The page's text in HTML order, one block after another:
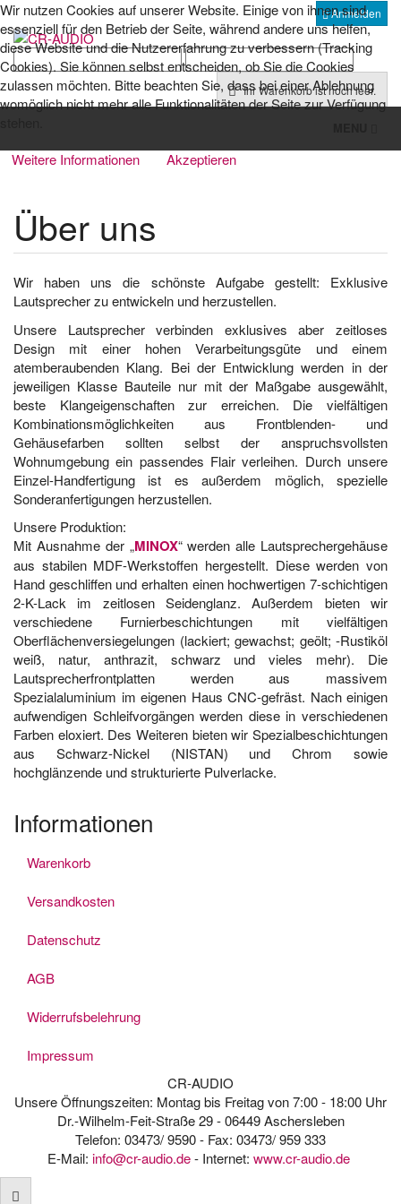
Anmelden
Ihr Warenkorb ist noch leer.
Über uns
Wir haben uns die schönste Aufgabe gestellt: Exklusive
Lautsprecher zu entwickeln und herzustellen.
Unsere Lautsprecher verbinden exklusives aber zeitloses
Design mit einer hohen Verarbeitungsgüte und einem
atemberaubenden Klang. Bei der Entwicklung werden in der
jeweiligen Klasse Bauteile nur mit der Maßgabe ausgewählt,
beste Klangeigenschaften zur erreichen. Die vielfältigen
Kombinationsmöglichkeiten aus Frontblenden- und
Gehäusefarben sollten selbst der anspruchsvollsten
Wohnumgebung ein passendes Flair verleihen. Durch unsere
Einzel-Handfertigung ist es außerdem möglich, spezielle
Sonderanfertigungen herzustellen.
Unsere Produktion:
Mit Ausnahme der „MINOX“ werden alle Lautsprechergehäuse
aus stabilen MDF-Werkstoffen hergestellt. Diese werden von
Hand geschliffen und erhalten einen hochwertigen 7-schichtigen
2-K-Lack im zeitlosen Seidenglanz. Außerdem bieten wir
verschiedene Furnierbeschichtungen mit vielfältigen
Oberflächenversiegelungen (lackiert; gewachst; geölt; -Rustiköl
weiß, natur, anthrazit, schwarz und vieles mehr). Die
Lautsprecherfrontplatten werden aus massivem
Spezialaluminium im eigenen Haus CNC-gefräst. Nach einigen
aufwendigen Schleifvorgängen werden diese in verschiedenen
Farben eloxiert. Des Weiteren bieten wir Spezialbeschichtungen
aus Schwarz-Nickel (NISTAN) und Chrom sowie
hochglänzende und strukturierte Pulverlacke.
Informationen
Warenkorb
Versandkosten
Datenschutz
AGB
Widerrufsbelehrung
Impressum
CR-AUDIO
Unsere Öffnungszeiten: Montag bis Freitag von 7:00 - 18:00 Uhr
Dr.-Wilhelm-Feit-Straße 29 - 06449 Aschersleben
Telefon: 03473/ 9590 - Fax: 03473/ 959 333
E-Mail: info@cr-audio.de- Internet: www.cr-audio.de
Wir nutzen Cookies auf unserer Website. Einige von ihnen sind
essenziell für den Betrieb der Seite, während andere uns helfen,
diese Website und die Nutzererfahrung zu verbessern (Tracking
Cookies). Sie können selbst entscheiden, ob Sie die Cookies
zulassen möchten. Bitte beachten Sie, dass bei einer Ablehnung
womöglich nicht mehr alle Funktionalitäten der Seite zur Verfügung
Weitere Informationen
Akzeptieren